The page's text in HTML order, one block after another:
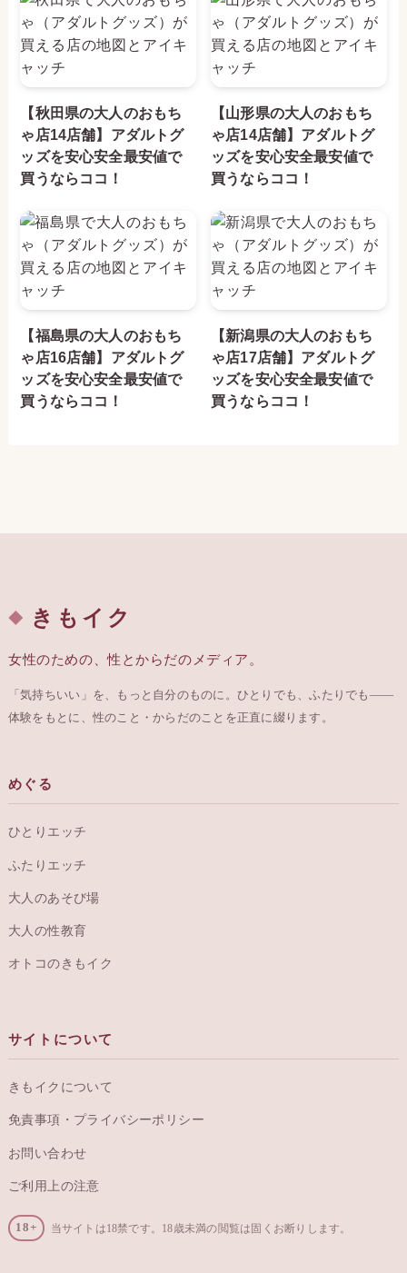
【岩手県の大人のおもち
ゃ店11店舗】アダルトグ
ッズを安心安全最安値で
買うならココ！
【宮城県の大人のおもち
ゃ店24店舗】アダルトグ
ッズを安心安全最安値で
買うならココ！
【秋田県の大人のおもち
ゃ店14店舗】アダルトグ
ッズを安心安全最安値で
買うならココ！
【山形県の大人のおもち
ゃ店14店舗】アダルトグ
ッズを安心安全最安値で
買うならココ！
ッズを安心安全最安値で
買うならココ！
きもイク
「気持ちいい」を、もっと自分のものに。ひとりでも、ふたりでも——
ひとりエッチ
ふたりエッチ
大人のあそび場
大人の性教育
オトコのきもイク